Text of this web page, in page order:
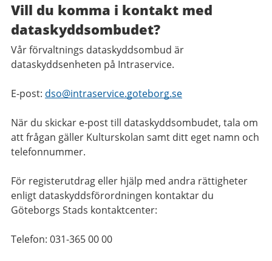
Vill du komma i kontakt med
dataskyddsombudet?
Vår förvaltnings dataskyddsombud är
dataskyddsenheten på Intraservice.
E-post: dso@intraservice.goteborg.se
När du skickar e-post till dataskyddsombudet, tala om
att frågan gäller Kulturskolan samt ditt eget namn och
telefonnummer.
För registerutdrag eller hjälp med andra rättigheter
enligt dataskyddsförordningen kontaktar du
Göteborgs Stads kontaktcenter:
Telefon: 031-365 00 00